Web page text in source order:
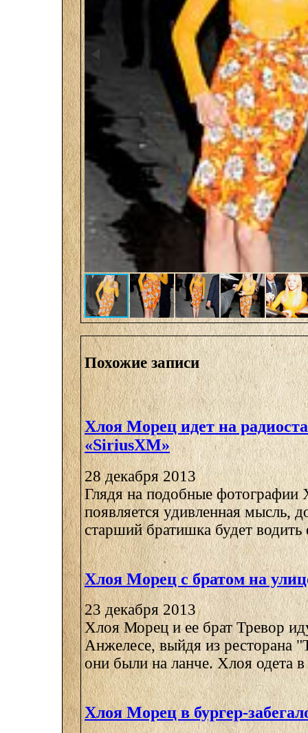
Похожие записи
Хлоя Морец идет на
«SiriusXM»
28 декабря 2013
Глядя на подобные
появляется удивленная мысль,
старший братишка будет водить
Хлоя Морец с братом на
23 декабря 2013
Хлоя Морец и ее брат Тревор
Анжелесе, выйдя из ресторана
они были на ланче. Хлоя одета
Хлоя Морец в бургер-